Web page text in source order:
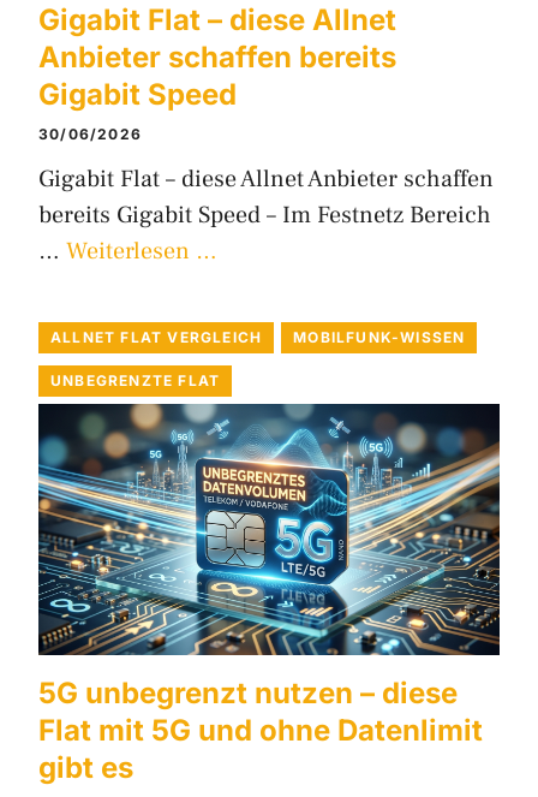
Gigabit Flat – diese Allnet
Anbieter schaffen bereits
Gigabit Speed
30/06/2026
Gigabit Flat – diese Allnet Anbieter schaffen
bereits Gigabit Speed – Im Festnetz Bereich
… Weiterlesen …
ALLNET FLAT VERGLEICH MOBILFUNK-WISSEN
UNBEGRENZTE FLAT
5G unbegrenzt nutzen – diese
Flat mit 5G und ohne Datenlimit
gibt es